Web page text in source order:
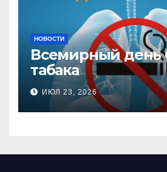
НОВОСТИ
Всемирный день
табака
ИЮЛ 23, 2026